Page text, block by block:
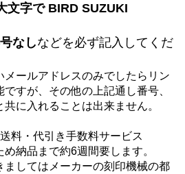
字で BIRD SUZUKI
なしなどを必ず記入してくだ
ールアドレスのみでしたらリン
すが、その他の上記通し番号、
に入れることは出来ません。
料・代引き手数料サービス
納品まで約6週間要します。
してはメーカーの刻印機械の都